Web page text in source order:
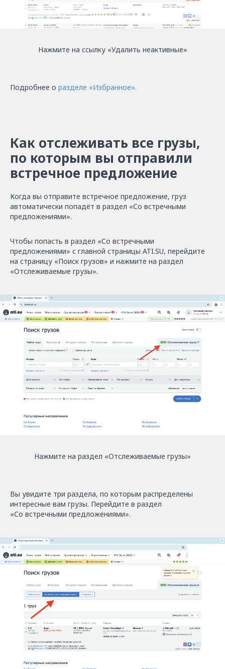
Нажмите на ссылку «Удалить неактивные»
Подробнее о разделе «Избранное».
Как отслеживать все грузы,
по которым вы отправили
встречное предложение
Когда вы отправите встречное предложение, груз
автоматически попадёт в раздел «Со встречными
предложениями».
Чтобы попасть в раздел «Со встречными
предложениями» с главной страницы ATI.SU, перейдите
на страницу «Поиск грузов» и нажмите на раздел
«Отслеживаемые грузы».
Нажмите на раздел «Отслеживаемые грузы»
Вы увидите три раздела, по которым распределены
интересные вам грузы. Перейдите в раздел
«Со встречными предложениями».